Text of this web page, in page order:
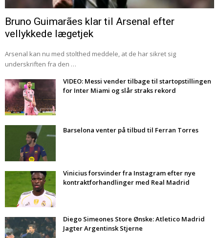
Bruno Guimarães klar til Arsenal efter
vellykkede lægetjek
Arsenal kan nu med stolthed meddele, at de har sikret sig
underskriften fra den …
VIDEO: Messi vender tilbage til startopstillingen
for Inter Miami og slår straks rekord
Barselona venter på tilbud til Ferran Torres
Vinicius forsvinder fra Instagram efter nye
kontraktforhandlinger med Real Madrid
Diego Simeones Store Ønske: Atletico Madrid
Jagter Argentinsk Stjerne